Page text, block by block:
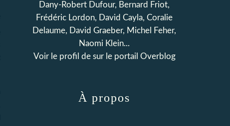
Dany-Robert Dufour, Bernard Friot,
Frédéric Lordon, David Cayla, Coralie
Delaume, David Graeber, Michel Feher,
Naomi Klein...
Voir le profil de sur le portail Overblog
À propos